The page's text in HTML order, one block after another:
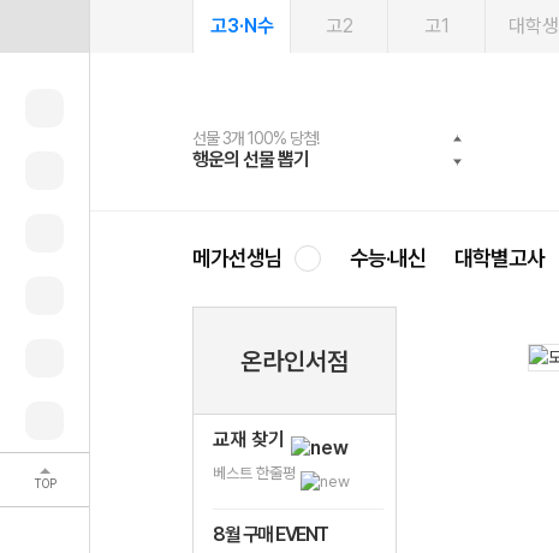
TOP
고3·N수 고2 고1 대학생
선물 3개 100% 당첨!
행운의 선물 뽑기
선물 100% 증정!
메가스터디 X 올리브
여름방학 스터디 캐시백
메가런 썸머스쿨
2027 러셀 단과
강사 공개선발
스마트러닝앱
설문 EVENT
메가패스
3일 무료 체험권
메가패스 수강생 무료혜택!
메가클럽 멤버십
사회공헌 캠페인
희망이룸 메가나눔
메가선생님 수능·내신 대학별고사
온라인서점
교재 찾기
베스트 한줄평
8월 구매 EVENT